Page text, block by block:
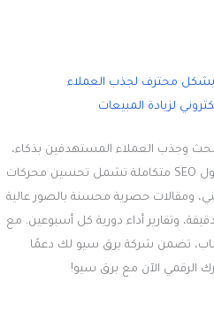
بشكل محترف لجذب العملاء
لزيادة المبيعات
وجذب العملاء المستهدفين بذكاء،
برق سيو هي بوابتك للنجاح! تقدم حلول SEO متكاملة تشمل تحسين محركات
ومقالات حصرية محسنة بالصور عالية
الجودة، واستراتيجية Call to Action دقيقة، وتقارير أداء دورية كل أسبوعين. مع
تضمن شركة برق سيو لك دعمًا
الرقمي الآن مع برق سيو!